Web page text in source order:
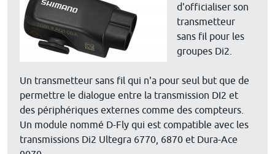
d'officialiser son
transmetteur
sans fil pour les
groupes Di2.
Un transmetteur sans fil qui n'a pour seul but que de
permettre le dialogue entre la transmission DI2 et
des périphériques externes comme des compteurs.
Un module nommé D-Fly qui est compatible avec les
transmissions Di2 Ultegra 6770, 6870 et Dura-Ace